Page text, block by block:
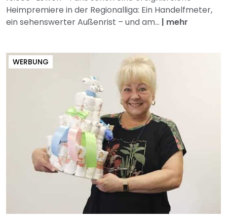
Heimpremiere in der Regionalliga: Ein Handelfmeter,
ein sehenswerter Außenrist – und am... | mehr
WERBUNG